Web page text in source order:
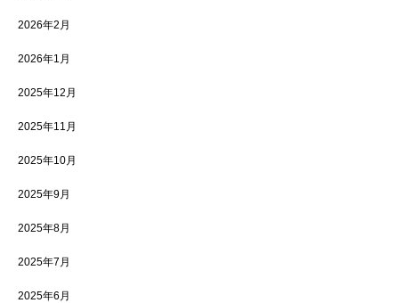
2026年2月
2026年1月
2025年12月
2025年11月
2025年10月
2025年9月
2025年8月
2025年7月
2025年6月